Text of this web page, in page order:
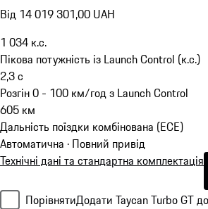
Від 14 019 301,00 UAH
1 034 к.с.
Пікова потужність із Launch Control (к.с.)
2,3с
Розгін 0 - 100 км/год з Launch Control
605 км
Дальність поїздки комбінована (ECE)
Автоматична · Повний привід
Технічні дані та стандартна комплектація
ПорівнятиДодати Taycan Turbo GT